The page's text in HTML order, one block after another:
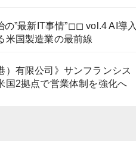
”最新IT事情”◻︎◻︎ vol.4 AI導入
米国製造業の最前線
）有限公司》サンフランシス
国2拠点で営業体制を強化へ